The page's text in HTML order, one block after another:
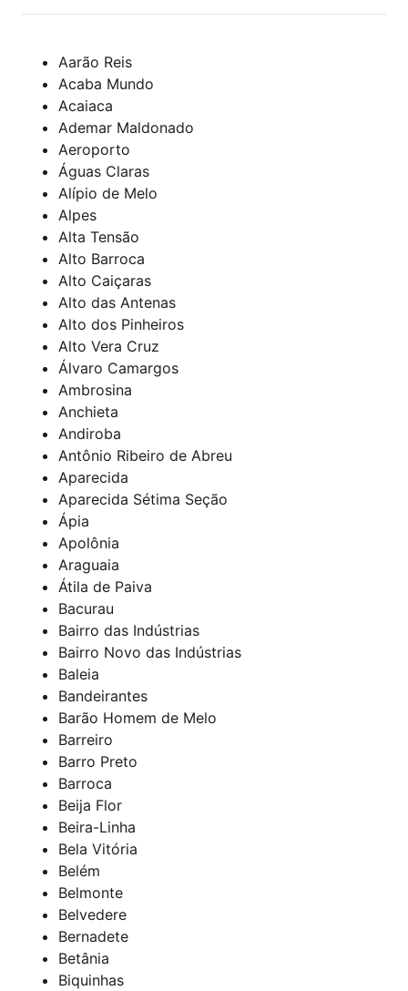
Aarão Reis
Acaba Mundo
Acaiaca
Ademar Maldonado
Aeroporto
Águas Claras
Alípio de Melo
Alpes
Alta Tensão
Alto Barroca
Alto Caiçaras
Alto das Antenas
Alto dos Pinheiros
Alto Vera Cruz
Álvaro Camargos
Ambrosina
Anchieta
Andiroba
Antônio Ribeiro de Abreu
Aparecida
Aparecida Sétima Seção
Ápia
Apolônia
Araguaia
Átila de Paiva
Bacurau
Bairro das Indústrias
Bairro Novo das Indústrias
Baleia
Bandeirantes
Barão Homem de Melo
Barreiro
Barro Preto
Barroca
Beija Flor
Beira-Linha
Bela Vitória
Belém
Belmonte
Belvedere
Bernadete
Betânia
Biquinhas